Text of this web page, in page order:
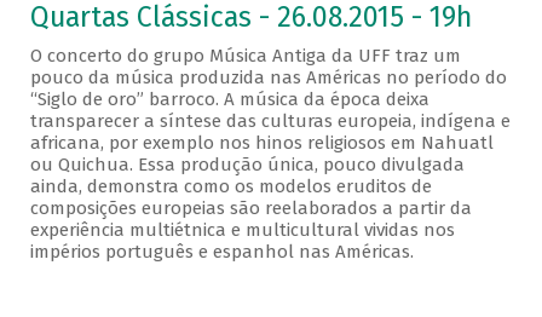
Quartas Clássicas - 26.08.2015 - 19h
O concerto do grupo Música Antiga da UFF traz um
pouco da música produzida nas Américas no período do
“Siglo de oro” barroco. A música da época deixa
transparecer a síntese das culturas europeia, indígena e
africana, por exemplo nos hinos religiosos em Nahuatl
ou Quichua. Essa produção única, pouco divulgada
ainda, demonstra como os modelos eruditos de
composições europeias são reelaborados a partir da
experiência multiétnica e multicultural vividas nos
impérios português e espanhol nas Américas.